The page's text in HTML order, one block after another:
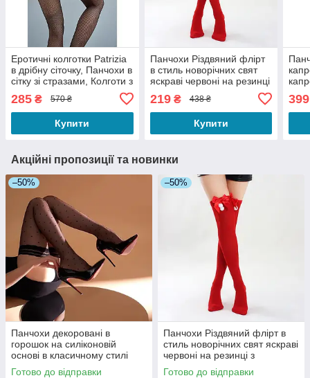
Еротичні колготки Patrizia
в дрібну сіточку, Панчохи в
сітку зі стразами, Колготи з
285 ₴ 570 ₴
Купити
Панчохи Різдвяний флірт
в стиль новорічних свят
яскраві червоні на резинці
219₴ 438 ₴
Купити
399
Акційні пропозиції та новинки
–50%
Панчохи декоровані в
горошок на силіконовій
основі в класичному стилі
розмір 1-3 чорні
Готово до відправки
–50%
Панчохи Різдвяний флірт в
стиль новорічних свят яскраві
червоні на резинці з
помпонами 1-3
Готово до відправки